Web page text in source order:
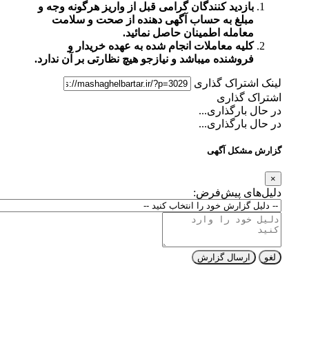
بازدید کنندگان گرامی قبل از واریز هرگونه وجه و
مبلغ به حساب آگهی دهنده از صحت و سلامت
معامله اطمینان حاصل نمائید.
کلیه معاملات انجام شده به عهده خریدار و
فروشنده میباشد و نیازجو هیچ نظارتی بر آن ندارد.
لینک اشتراک گذاری
اشتراک گذاری
در حال بارگذاری...
در حال بارگذاری...
گزارش مشکل آگهی
دلیل‌های پیش‌فرض:
ارسال گزارش